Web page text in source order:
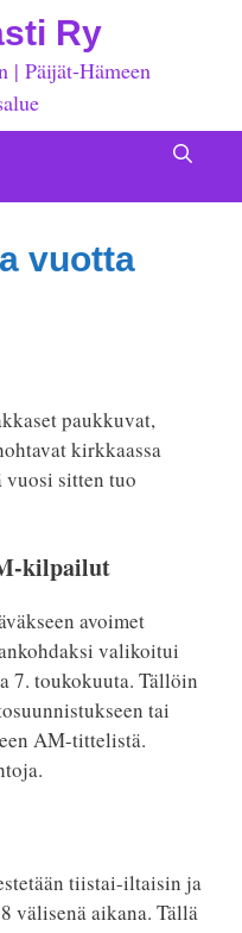
Ry
| Päijät-Hämeen
vuotta
paukkuvat,
kirkkaassa
vuosi sitten tuo
kilpailut
avoimet
valikoitui
7. toukokuuta. Tällöin
tai
AM-tittelistä.
tiistai-iltaisin ja
välisenä aikana. Tällä